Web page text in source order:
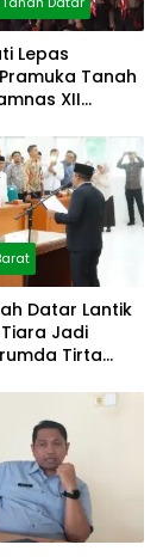
Lepas
Tanah
XII
Datar Lantik
Jadi
Tirta